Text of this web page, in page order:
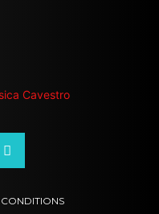
Cavestro
CONDITIONS